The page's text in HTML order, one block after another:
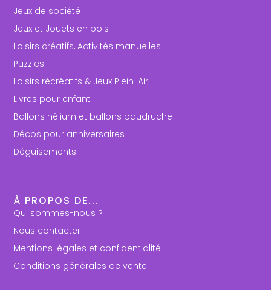
Jeux de société
Jeux et Jouets en bois
Loisirs créatifs, Activités manuelles
Puzzles
Loisirs récréatifs & Jeux Plein-Air
Livres pour enfant
Ballons hélium et ballons baudruche
Décos pour anniversaires
Déguisements
À PROPOS DE...
Qui sommes-nous ?
Nous contacter
Mentions légales et confidentialité
Conditions générales de vente